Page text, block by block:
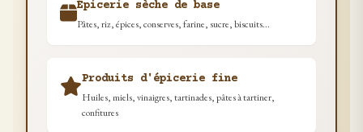
Épicerie sèche de base
Pâtes, riz, épices, conserves, farine, sucre, biscuits...
Produits d'épicerie fine
Huiles, miels, vinaigres, tartinades, pâtes à tartiner,
confitures